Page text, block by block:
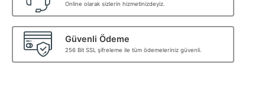
Online olarak sizlerin hizmetinizdeyiz.
Güvenli Ödeme
256 Bit SSL şifreleme ile tüm ödemeleriniz güvenli.